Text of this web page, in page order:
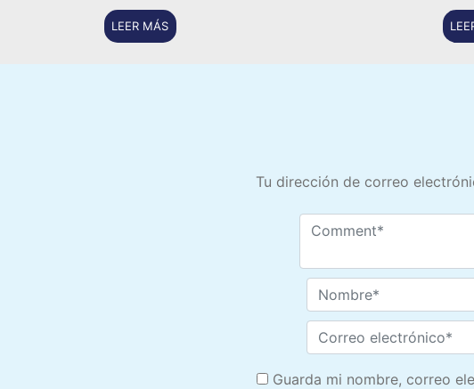
LEER MÁS
Tu dirección de correo
Guarda mi nombre, correo